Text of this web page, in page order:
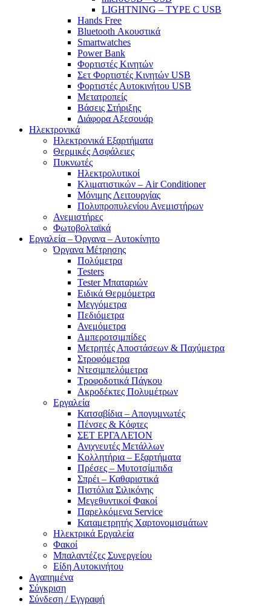
LIGHTNING – TYPE C USB
Hands Free
Bluetooth Ακουστικά
Smartwatches
Power Bank
Φορτιστές Κινητών
Σετ Φορτιστές Κινητών USB
Φορτιστές Αυτοκινήτου USB
Μετατροπείς
Βάσεις Στήριξης
Διάφορα Αξεσουάρ
Ηλεκτρονικά
Ηλεκτρονικά Εξαρτήματα
Θερμικές Ασφάλειες
Πυκνωτές
Ηλεκτρολυτικοί
Κλιματιστικών – Air Conditioner
Μόνιμης Λειτουργίας
Πολυπροπυλενίου Ανεμιστήρων
Ανεμιστήρες
Φωτοβολταϊκά
Εργαλεία – Όργανα – Αυτοκίνητο
Όργανα Μέτρησης
Πολύμετρα
Testers
Tester Μπαταριών
Ειδικά Θερμόμετρα
Μεγγόμετρα
Πεδιόμετρα
Ανεμόμετρα
Αμπεροτσιμπίδες
Μετρητές Αποστάσεων & Παχύμετρα
Στροφόμετρα
Ντεσιμπελόμετρα
Τροφοδοτικά Πάγκου
Ακροδέκτες Πολυμέτρων
Εργαλεία
Κατσαβίδια – Απογυμνωτές
Πένσες & Κόφτες
ΣΕΤ ΕΡΓΑΛΕΊΟΝ
Ανιχνευτές Μετάλλων
Κολλητήρια – Εξαρτήματα
Πρέσες – Μυτοτσίμπιδα
Σπρέι – Καθαριστικά
Πιστόλια Σιλικόνης
Μεγεθυντικοί Φακοί
Παρελκόμενα Service
Καταμετρητής Χαρτονομισμάτων
Ηλεκτρικά Εργαλεία
Φακοί
Μπαλαντέζες Συνεργείου
Είδη Αυτοκινήτου
Αγαπημένα
Σύγκριση
Σύνδεση / Εγγραφή